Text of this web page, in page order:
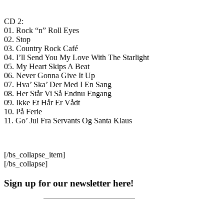
CD 2:
01. Rock “n” Roll Eyes
02. Stop
03. Country Rock Café
04. I’ll Send You My Love With The Starlight
05. My Heart Skips A Beat
06. Never Gonna Give It Up
07. Hva’ Ska’ Der Med I En Sang
08. Her Står Vi Så Endnu Engang
09. Ikke Et Hår Er Vådt
10. På Ferie
11. Go’ Jul Fra Servants Og Santa Klaus
[/bs_collapse_item]
[/bs_collapse]
Sign up for our newsletter here!